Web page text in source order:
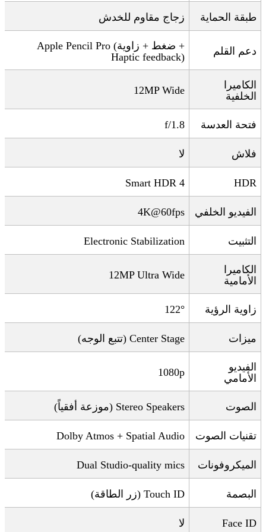
طبقة الحماية زجاج مقاوم للخدش
دعم القلم Apple Pencil Pro (ضغط + زاوية +
Haptic feedback)
الكاميرا
الخلفية
12MP Wide
فتحة العدسة f/1.8
فلاش لا
HDR
Smart HDR 4
الفيديو الخلفي 4K@60fps
التثبيت Electronic Stabilization
الكاميرا
الأمامية
12MP Ultra Wide
زاوية الرؤية 122°
ميزات Center Stage ( تتبع الوجه)
الفيديو
الأمامي
1080p
الصوت Stereo Speakers ( موزعة أفقياً)
تقنيات الصوت Dolby Atmos + Spatial Audio
الميكروفونات Dual Studio-quality mics
البصمة Touch ID ( زر الطاقة)
Face ID لا